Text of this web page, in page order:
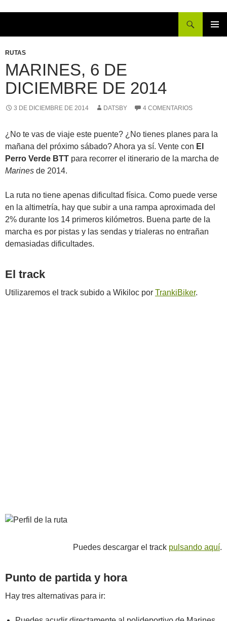
CONTENIDO
RUTAS
MARINES, 6 DE
DICIEMBRE DE 2014
3 DE DICIEMBRE DE 2014 DATSBY 4 COMENTARIOS
¿No te vas de viaje este puente? ¿No tienes planes para la
mañana del próximo sábado? Ahora ya sí. Vente con El
Perro Verde BTT para recorrer el itinerario de la marcha de
Marines de 2014.
La ruta no tiene apenas dificultad física. Como puede verse
en la altimetría, hay que subir a una rampa aproximada del
2% durante los 14 primeros kilómetros. Buena parte de la
marcha es por pistas y las sendas y trialeras no entrañan
demasiadas dificultades.
El track
Utilizaremos el track subido a Wikiloc por TrankiBiker.
Puedes descargar el track pulsando aquí.
Punto de partida y hora
Hay tres alternativas para ir: